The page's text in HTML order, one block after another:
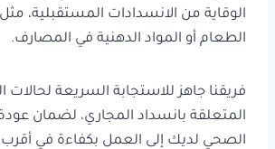
الوقاية من الانسدادات المستقبلية،
الطعام أو المواد الدهنية في المصارف.
فريقنا جاهز للاستجابة السريعة لحالات
المتعلقة بانسداد المجاري، لضمان
الصحي لديك إلى العمل بكفاءة في